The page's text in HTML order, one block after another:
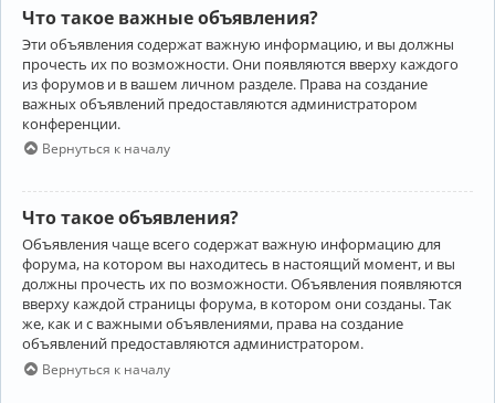
Что такое важные объявления?
Эти объявления содержат важную информацию, и вы должны
прочесть их по возможности. Они появляются вверху каждого
из форумов и в вашем личном разделе. Права на создание
важных объявлений предоставляются администратором
конференции.
Вернуться к началу
Что такое объявления?
Объявления чаще всего содержат важную информацию для
форума, на котором вы находитесь в настоящий момент, и вы
должны прочесть их по возможности. Объявления появляются
вверху каждой страницы форума, в котором они созданы. Так
же, как и с важными объявлениями, права на создание
объявлений предоставляются администратором.
Вернуться к началу